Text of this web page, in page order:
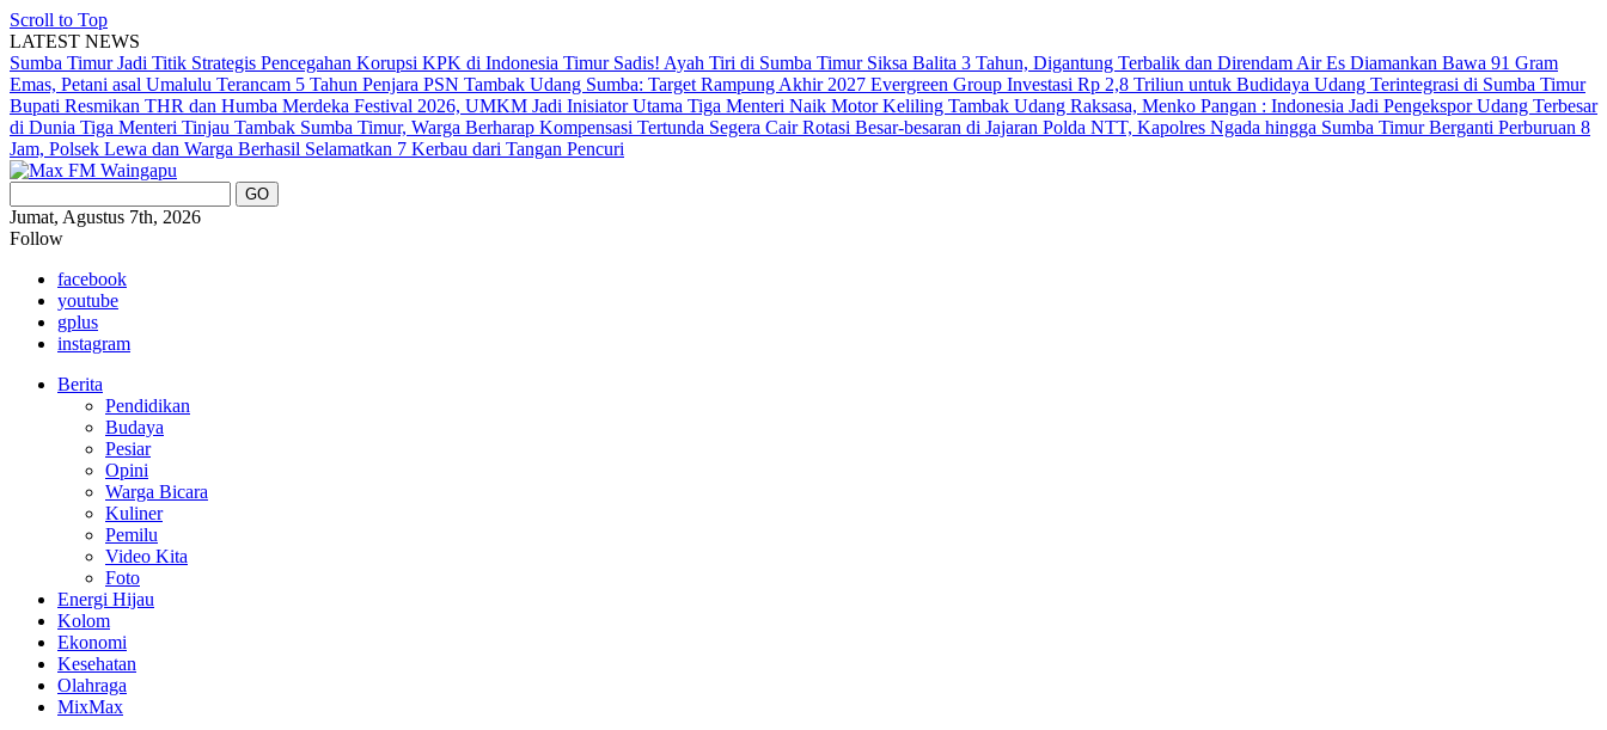
Scroll to Top
LATEST NEWS
Sumba Timur Jadi Titik Strategis Pencegahan Korupsi KPK di Indonesia Timur Sadis! Ayah Tiri di Sumba Timur Siksa Balita 3 Tahun, Digantung Terbalik dan Direndam Air Es Diamankan Bawa 91 Gram
Emas, Petani asal Umalulu Terancam 5 Tahun Penjara PSN Tambak Udang Sumba: Target Rampung Akhir 2027 Evergreen Group Investasi Rp 2,8 Triliun untuk Budidaya Udang Terintegrasi di Sumba Timur
Bupati Resmikan THR dan Humba Merdeka Festival 2026, UMKM Jadi Inisiator Utama Tiga Menteri Naik Motor Keliling Tambak Udang Raksasa, Menko Pangan : Indonesia Jadi Pengekspor Udang Terbesar
di Dunia Tiga Menteri Tinjau Tambak Sumba Timur, Warga Berharap Kompensasi Tertunda Segera CairRotasi Besar-besaran di Jajaran Polda NTT, Kapolres Ngada hingga Sumba Timur Berganti Perburuan 8
Jam, Polsek Lewa dan Warga Berhasil Selamatkan 7 Kerbau dari Tangan Pencuri
Jumat, Agustus 7th, 2026
Follow
facebook
youtube
gplus
instagram
Berita
Pendidikan
Budaya
Pesiar
Opini
Warga Bicara
Kuliner
Pemilu
Video Kita
Foto
Energi Hijau
Kolom
Ekonomi
Kesehatan
Olahraga
MixMax